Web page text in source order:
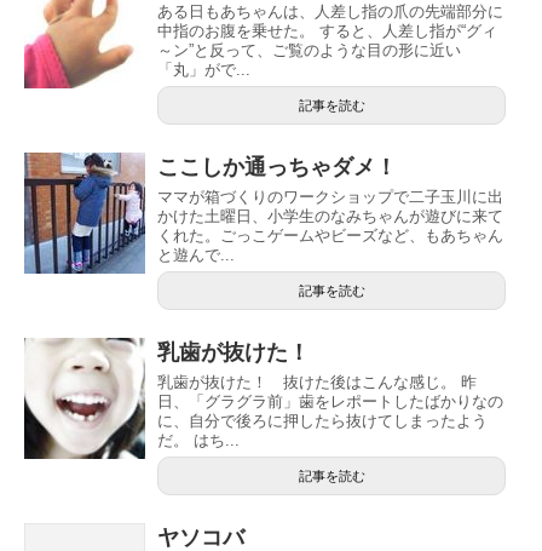
ある日もあちゃんは、人差し指の爪の先端部分に
中指のお腹を乗せた。 すると、人差し指が“グィ
～ン”と反って、ご覧のような目の形に近い
「丸」がで...
記事を読む
ここしか通っちゃダメ！
ママが箱づくりのワークショップで二子玉川に出
かけた土曜日、小学生のなみちゃんが遊びに来て
くれた。ごっこゲームやビーズなど、もあちゃん
と遊んで...
記事を読む
乳歯が抜けた！
乳歯が抜けた！ 抜けた後はこんな感じ。 昨
日、「グラグラ前」歯をレポートしたばかりなの
に、自分で後ろに押したら抜けてしまったよう
だ。 はち...
記事を読む
ヤソコバ